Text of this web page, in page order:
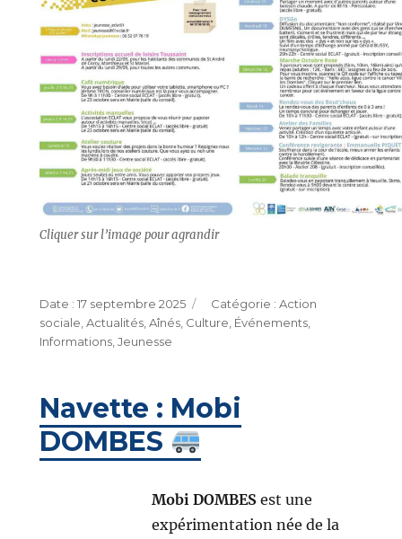
Cliquer sur l’image pour agrandir
Publié
le
17 septembre 2025 Catégories
Action
sociale Actualités, Aînés, Culture Événements,
Informations, Jeunesse
Navette : Mobi
DOMBES
Mobi DOMBES est une
expérimentation née de la